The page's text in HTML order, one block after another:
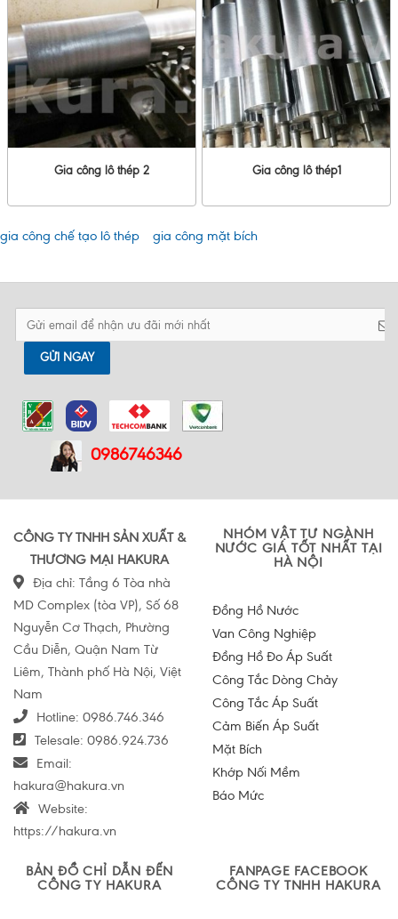
Gia công lô thép 2 Gia công lô thép1
gia công chế tạo lô thép gia công mặt bích
GỬI NGAY
0986746346
CÔNG TY TNHH SẢN XUẤT &
THƯƠNG MẠI HAKURA
Địa chỉ: Tầng 6 Tòa nhà
MD Complex (tòa VP), Số 68
Nguyễn Cơ Thạch, Phường
Cầu Diễn, Quận Nam Từ
Liêm, Thành phố Hà Nội, Việt
Nam
Hotline: 0986.746.346
Telesale: 0986.924.736
Email:
hakura@hakura.vn
Website:
https://hakura.vn
NHÓM VẬT TƯ NGÀNH
NƯỚC GIÁ TỐT NHẤT TẠI
HÀ NỘI
Đồng Hồ Nước
Van Công Nghiệp
Đồng Hồ Đo Áp Suất
Công Tắc Dòng Chảy
Công Tắc Áp Suất
Cảm Biến Áp Suất
Mặt Bích
Khớp Nối Mềm
Báo Mức
BẢN ĐỒ CHỈ DẪN ĐẾN
CÔNG TY HAKURA
FANPAGE FACEBOOK
CÔNG TY TNHH HAKURA